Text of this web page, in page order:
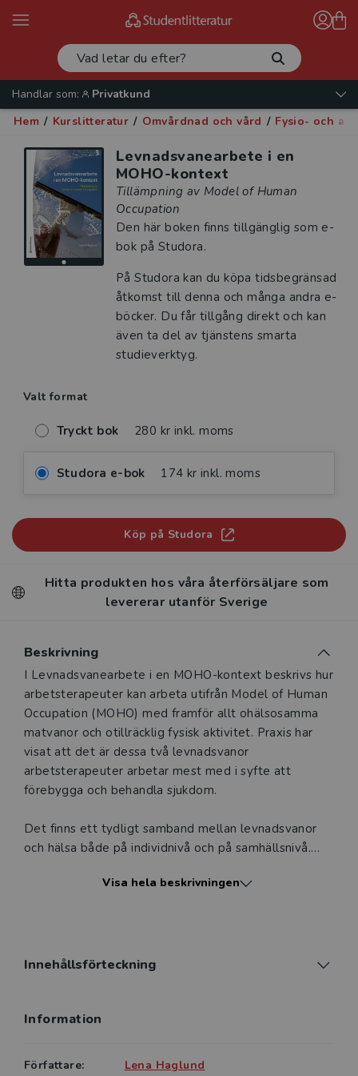
Handlar som:
Privatkund
Hem / Kurslitteratur / Omvårdnad och vård / Fysio- och
Levnadsvanearbete i en
MOHO-kontext
Tillämpning av Model of Human
Occupation
Den här boken finns tillgänglig som e-
bok på Studora.
På Studora kan du köpa tidsbegränsad
åtkomst till denna och många andra e-
böcker. Du får tillgång direkt och kan
även ta del av tjänstens smarta
studieverktyg.
Valt format
Tryckt bok 280 kr inkl. moms
Studora e-bok 174 kr inkl. moms
Köp på Studora
Hitta produkten hos våra återförsäljare som
levererar utanför Sverige
Beskrivning
Beskrivning
I Levnadsvanearbete i en MOHO-kontext beskrivs hur
arbetsterapeuter kan arbeta utifrån Model of Human
Occupation (MOHO) med framför ­allt ohälsosamma
matvanor och otillräcklig fysisk aktivitet. Praxis har
visat att det är dessa två levnadsvanor
arbetsterapeuter arbetar mest med i syfte att
förebygga och behandla sjukdom.
Det finns ett tydligt samband mellan levnadsvanor
och hälsa både på individnivå och på samhällsnivå.
arbetsterapeuten stöd i att arbeta utifrån ett
Modellen ger vidare arbets­terapeuten stöd i att
en evidens­baserad praxis.
Boken innehåller ett flertal exempel på praktiska
Visa hela beskrivningen
Innehållsförteckning
Information
Författare:
Lena Haglund